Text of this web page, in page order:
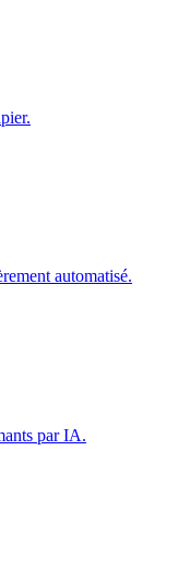
automatisé.
par IA.